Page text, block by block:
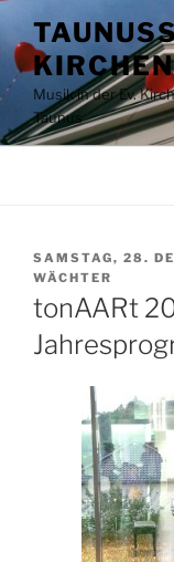
Inhalt
springen
Musik in der Ev.
Taunus
AM
SAMSTAG, 28.
WÄCHTER
tonAARt